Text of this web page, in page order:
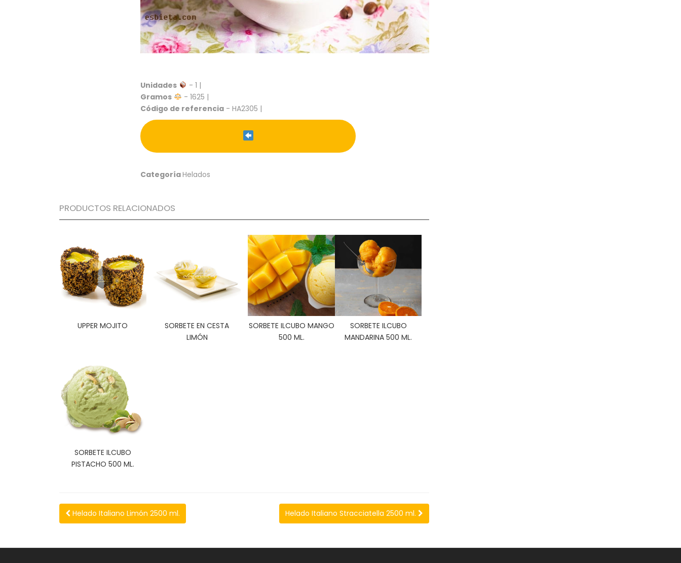
Unidades
- 1 |
Gramos
- 1625 |
Código de referencia - HA2305 |
CategoríaHelados
PRODUCTOS RELACIONADOS
UPPER MOJITO
SORBETE EN CESTA
LIMÓN
SORBETE ILCUBO MANGO
500 ML.
SORBETE ILCUBO
MANDARINA 500 ML.
SORBETE ILCUBO
PISTACHO 500 ML.
Helado Italiano Limón 2500 ml. Helado Italiano Stracciatella 2500 ml.